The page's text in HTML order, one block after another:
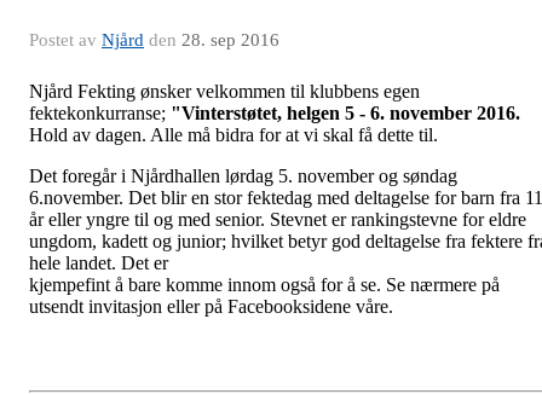
Postet av Njård den 28. sep 2016
Njård Fekting ønsker velkommen til klubbens egen
fektekonkurranse; "Vinterstøtet, helgen 5 - 6. november 2016.
Hold av dagen. Alle må bidra for at vi skal få dette til.
Det foregår i Njårdhallen lørdag 5. november og søndag
6.november. Det blir en stor fektedag med deltagelse for barn fra 11
år eller yngre til og med senior. Stevnet er rankingstevne for eldre
ungdom, kadett og junior; hvilket betyr god deltagelse fra fektere
hele landet. Det er
kjempefint å bare komme innom også for å se. Se nærmere på
utsendt invitasjon eller på Facebooksidene våre.